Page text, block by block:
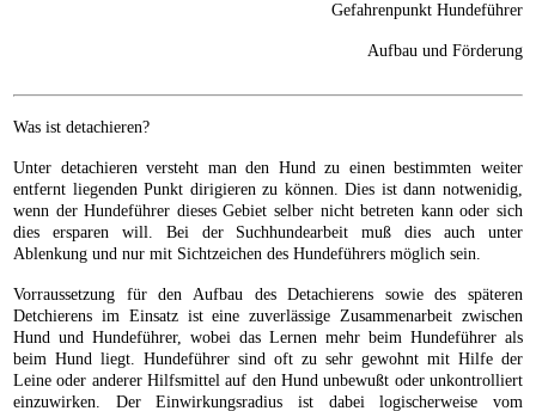
Gefahrenpunkt Hundeführer
Aufbau und Förderung
Was ist detachieren?
Unter detachieren versteht man den Hund zu einen bestimmten weiter
entfernt liegenden Punkt dirigieren zu können. Dies ist dann notwenidig,
wenn der Hundeführer dieses Gebiet selber nicht betreten kann oder sich
dies ersparen will. Bei der Suchhundearbeit muß dies auch unter
Ablenkung und nur mit Sichtzeichen des Hundeführers möglich sein.
Vorraussetzung für den Aufbau des Detachierens sowie des späteren
Detchierens im Einsatz ist eine zuverlässige Zusammenarbeit zwischen
Hund und Hundeführer, wobei das Lernen mehr beim Hundeführer als
beim Hund liegt. Hundeführer sind oft zu sehr gewohnt mit Hilfe der
Leine oder anderer Hilfsmittel auf den Hund unbewußt oder unkontrolliert
einzuwirken. Der Einwirkungsradius ist dabei logischerweise vom